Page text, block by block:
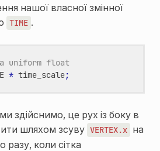
нашої власної змінної
TIME .
uniform float
* time_scale;
здійснимо, це рух із боку в
шляхом зсуву VERTEX.x на
разу, коли сітка